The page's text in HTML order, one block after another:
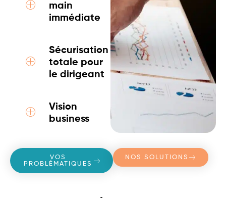
main
immédiate
Sécurisation
totale pour
le dirigeant
Vision
business
VOS
PROBLÉMATIQUES
NOS SOLUTIONS